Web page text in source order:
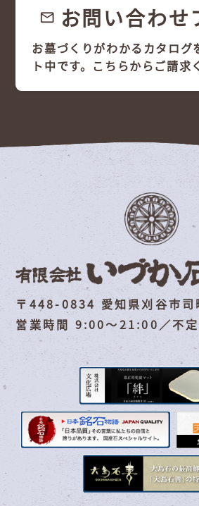
email お問い合わせ
お墓づくりがわかるカタログ
ト中です。こちらからご請求
〒448-0834 愛知県刈谷市
営業時間 9:00～21:00／不